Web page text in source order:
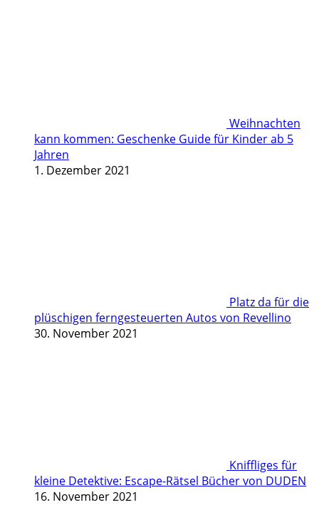
Weihnachten
kann kommen: Geschenke Guide für Kinder ab 5
Jahren
1. Dezember 2021
Platz da für die
plüschigen ferngesteuerten Autos von Revellino
30. November 2021
Kniffliges für
kleine Detektive: Escape-Rätsel Bücher von DUDEN
16. November 2021